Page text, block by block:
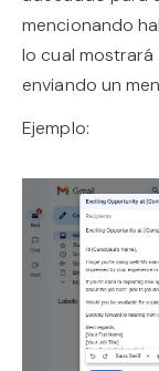
mencionando
lo cual
enviando un
Ejemplo: